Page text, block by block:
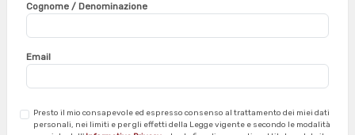
Cognome / Denominazione
Email
Presto il mio consapevole ed espresso consenso al trattamento dei miei dati
personali, nei limiti e per gli effetti della Legge vigente e secondo le modalità